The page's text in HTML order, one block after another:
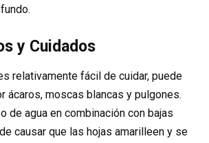
y Cuidados
relativamente fácil de cuidar, puede
ácaros, moscas blancas y pulgones.
de agua en combinación con bajas
causar que las hojas amarilleen y se